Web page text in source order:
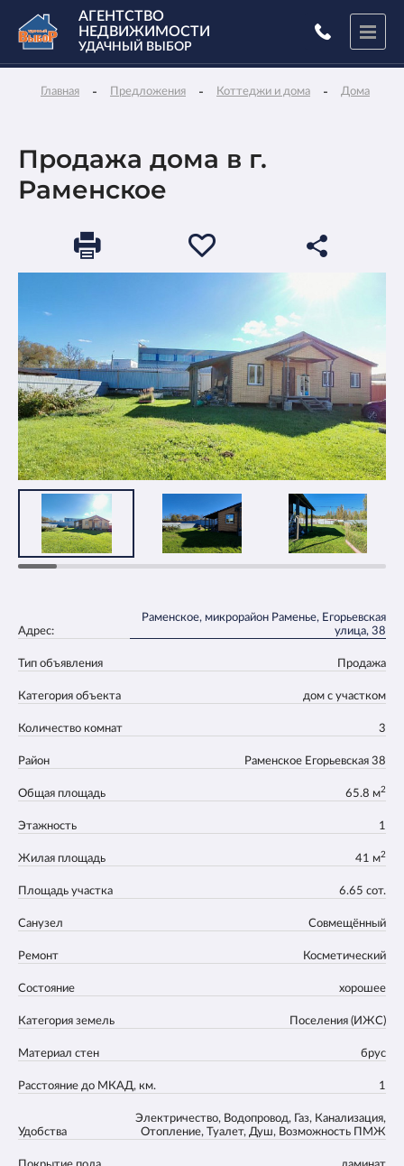
АГЕНТСТВО
НЕДВИЖИМОСТИ
УДАЧНЫЙ ВЫБОР
Главная - Предложения - Коттеджи и дома - Дома
Продажа дома в г.
Раменское
Адрес:
Раменское, микрорайон Раменье, Егорьевская
улица, 38
Тип объявления Продажа
Категория объекта дом с участком
Количество комнат 3
Район Раменское Егорьевская 38
Общая площадь 65.8 м2
Этажность 1
Жилая площадь 41 м2
Площадь участка 6.65 сот.
Санузел Совмещённый
Ремонт Косметический
Состояние хорошее
Категория земель Поселения (ИЖС)
Материал стен брус
Расстояние до МКАД, км. 1
Удобства
Электричество, Водопровод, Газ, Канализация,
Отопление, Туалет, Душ, Возможность ПМЖ